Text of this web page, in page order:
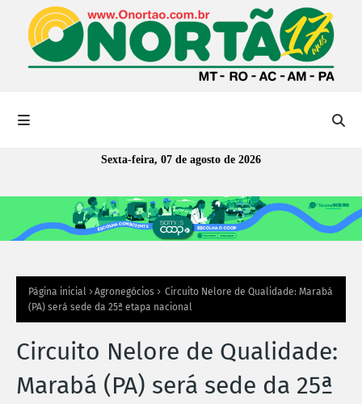
Sexta-feira, 07 de agosto de 2026
Página inicial Agronegócios
Circuito Nelore de Qualidade: Marabá
(PA) será sede da 25ª etapa nacional
Circuito Nelore de Qualidade:
Marabá (PA) será sede da 25ª